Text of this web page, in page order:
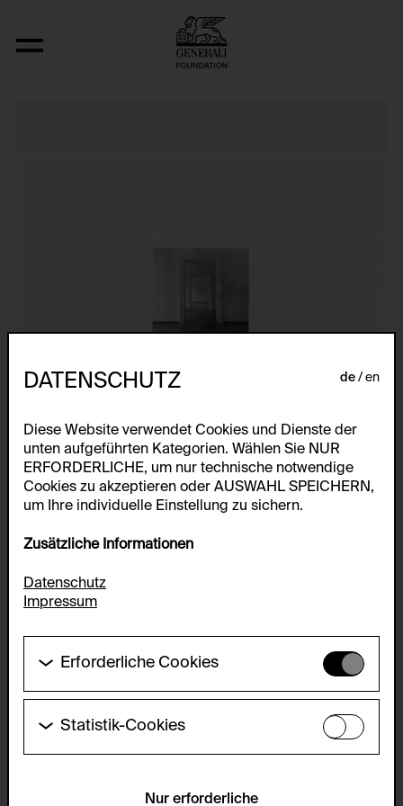
Ohne Titel (4 Werke aus den Jahren
DATENSCHUTZ de en
Diese Website verwendet Cookies und Dienste der
unten aufgeführten Kategorien. Wählen Sie NUR
ERFORDERLICHE, um nur technische notwendige
Cookies zu akzeptieren oder AUSWAHL SPEICHERN,
um Ihre individuelle Einstellung zu sichern.
Zusätzliche Informationen
Datenschutz
Impressum
Erforderliche Cookies
Grundfunktionalität dieser Website zu ermöglichen.
Diese Cookies können daher nicht deaktiviert
werden.
accepted_optional_cookies_24723
Statistik-Cookies
Website laufend verbessert werden kann. Die Daten
Nur erforderliche